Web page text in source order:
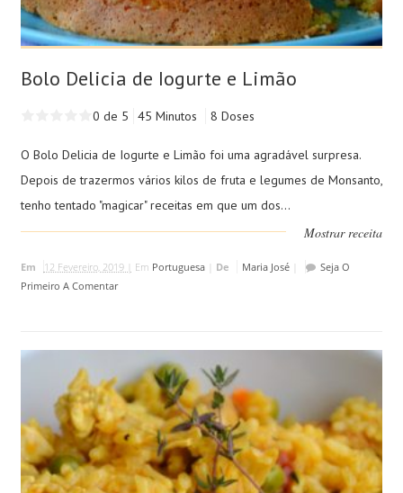
Bolo Delicia de Iogurte e Limão
0 de 5 45 Minutos 8 Doses
O Bolo Delicia de Iogurte e Limão foi uma agradável surpresa.
Depois de trazermos vários kilos de fruta e legumes de Monsanto,
tenho tentado "magicar" receitas em que um dos...
Mostrar receita
Em 12 Fevereiro, 2019 | Em Portuguesa| De Maria José|
Seja O
Primeiro A Comentar